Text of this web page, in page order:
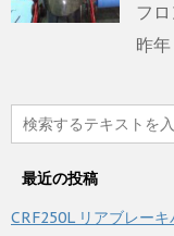
フ
昨年
最近の投稿
CRF250L リアブレー